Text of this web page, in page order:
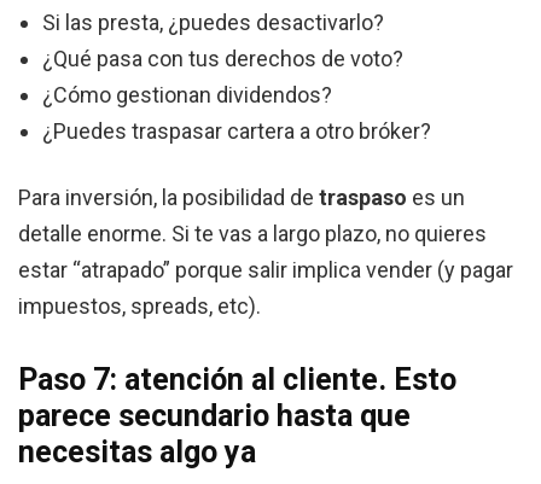
Si las presta, ¿puedes desactivarlo?
¿Qué pasa con tus derechos de voto?
¿Cómo gestionan dividendos?
¿Puedes traspasar cartera a otro bróker?
Para inversión, la posibilidad de traspaso es un
detalle enorme. Si te vas a largo plazo, no quieres
estar “atrapado” porque salir implica vender (y pagar
impuestos, spreads, etc).
Paso 7: atención al cliente. Esto
parece secundario hasta que
necesitas algo ya